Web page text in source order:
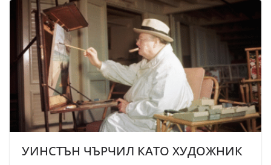
УИНСТЪН ЧЪРЧИЛ КАТО ХУДОЖНИК